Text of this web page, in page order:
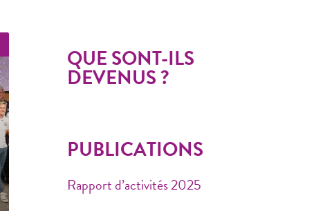
QUE SONT-ILS
DEVENUS ?
PUBLICATIONS
Rapport d’activités 2025